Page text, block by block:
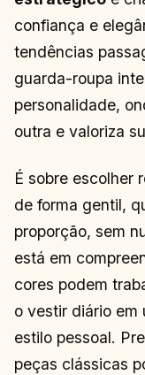
confiança e
tendências
guarda-roupa
personalidade,
outra e valoriza
É sobre escolher
de forma gentil,
proporção, sem
está em
cores podem
o vestir diário em
estilo pessoal.
peças clássicas